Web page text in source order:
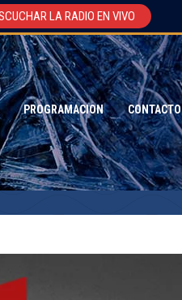
PROGRAMACION CONTACTO
LA RADIO EN VIVO